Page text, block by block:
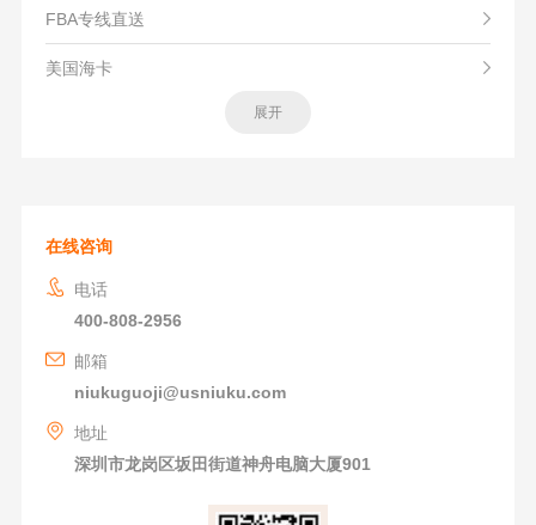
FBA专线直送
美国海卡
展开
在线咨询
电话
400-808-2956
邮箱
niukuguoji@usniuku.com
地址
深圳市龙岗区坂田街道神舟电脑大厦901